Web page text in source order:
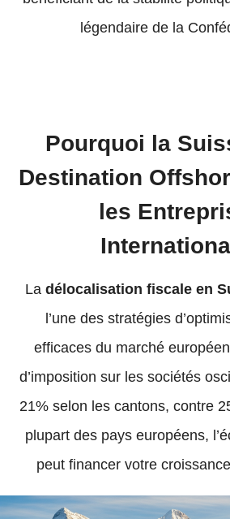
légendaire de la
Pourquoi la
Destination
les
La délocalisation fiscale en
l’une des stratégies
efficaces du marché
d’imposition sur les sociétés
21% selon les cantons, contre
plupart des pays européens,
peut financer votre